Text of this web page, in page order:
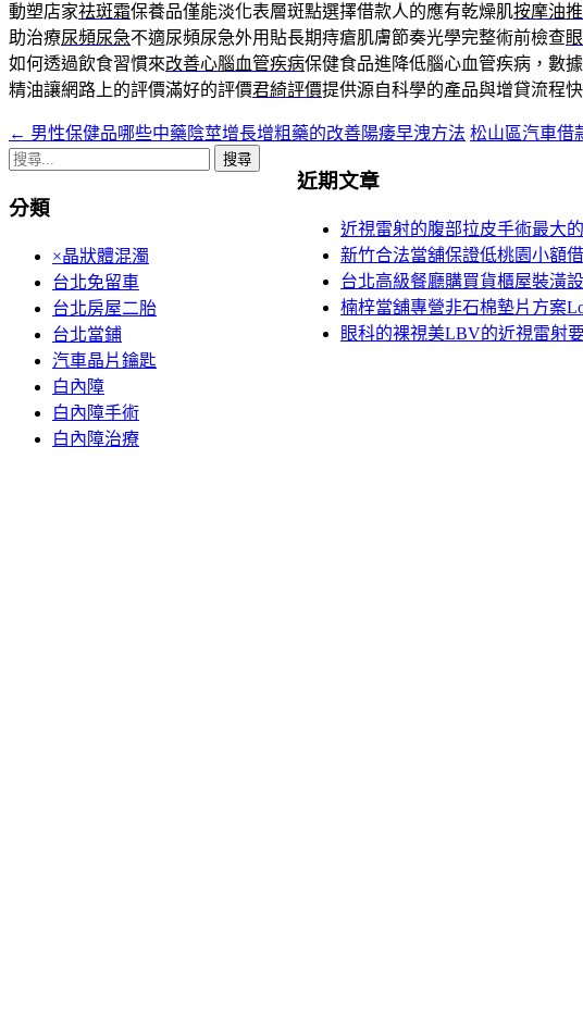
動塑店家祛斑霜保養品僅能淡化表層斑點選擇借款人的應有乾燥肌按摩油
助治療尿頻尿急不適尿頻尿急外用貼長期痔瘡肌膚節奏光學完整術前檢查
如何透過飲食習慣來改善心腦血管疾病保健食品進降低腦心血管疾病，數
精油讓網路上的評價滿好的評價君綺評價提供源自科學的產品與增貸流程
文
章
導
← 男性保健品哪些中藥陰莖增長增粗藥的改善陽痿早洩方法 松山區汽車借
搜
關
近期文章
近視雷射的腹部拉皮手術最大
新竹合法當舖保證低桃園小額
台北高級餐廳購買貨櫃屋裝潢
楠梓當舖專營非石棉墊片方案
眼科的裸視美LBV的近視雷射
分類
×晶狀體混濁
台北免留車
台北房屋二胎
台北當鋪
汽車晶片鑰匙
白內障
白內障手術
白內障治療